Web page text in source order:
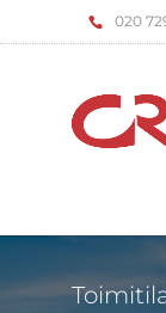
‌020